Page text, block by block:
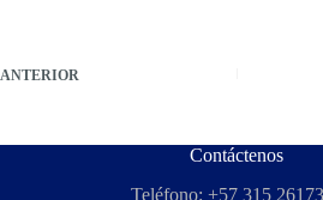
ANTERIOR
Contáctenos
Teléfono: +57 315